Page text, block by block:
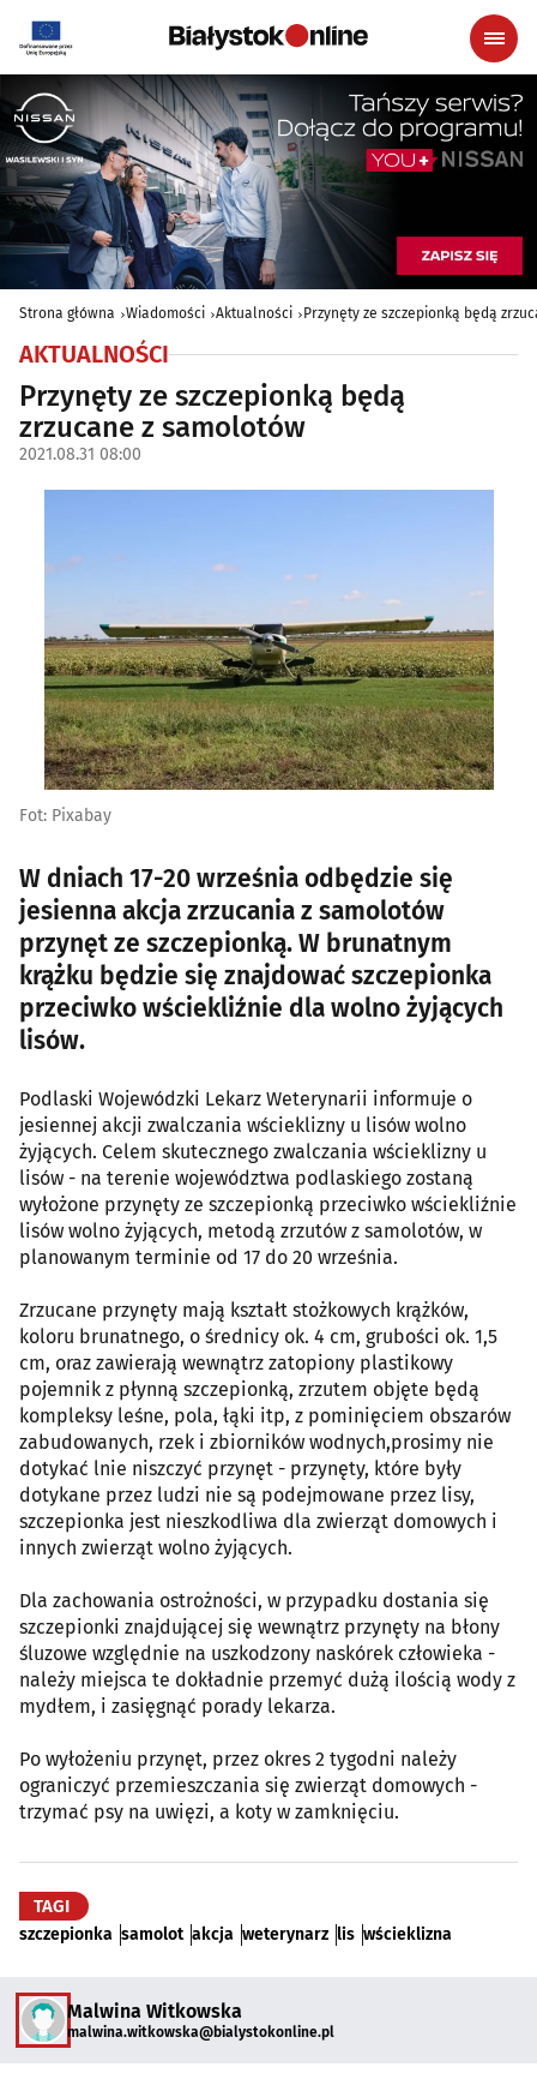
Strona główna Wiadomości Aktualności Przynęty ze szczepionką będą
AKTUALNOŚCI
Przynęty ze szczepionką będą
zrzucane z samolotów
2021.08.31 08:00
Fot: Pixabay
W dniach 17-20 września odbędzie się
jesienna akcja zrzucania z samolotów
przynęt ze szczepionką. W brunatnym
krążku będzie się znajdować szczepionka
przeciwko wściekliźnie dla wolno żyjących
lisów.
Podlaski Wojewódzki Lekarz Weterynarii informuje o
jesiennej akcji zwalczania wścieklizny u lisów wolno
żyjących. Celem skutecznego zwalczania wścieklizny u
lisów - na terenie województwa podlaskiego zostaną
wyłożone przynęty ze szczepionką przeciwko wściekliźnie
lisów wolno żyjących, metodą zrzutów z samolotów, w
planowanym terminie od 17 do 20 września.
Zrzucane przynęty mają kształt stożkowych krążków,
koloru brunatnego, o średnicy ok. 4 cm, grubości ok. 1,5
cm, oraz zawierają wewnątrz zatopiony plastikowy
pojemnik z płynną szczepionką, zrzutem objęte będą
kompleksy leśne, pola, łąki itp, z pominięciem obszarów
zabudowanych, rzek i zbiorników wodnych,prosimy nie
dotykać lnie niszczyć przynęt - przynęty, które były
dotykane przez ludzi nie są podejmowane przez lisy,
szczepionka jest nieszkodliwa dla zwierząt domowych i
innych zwierząt wolno żyjących.
Dla zachowania ostrożności, w przypadku dostania się
szczepionki znajdującej się wewnątrz przynęty na błony
śluzowe względnie na uszkodzony naskórek człowieka -
należy miejsca te dokładnie przemyć dużą ilością wody z
mydłem, i zasięgnąć porady lekarza.
Po wyłożeniu przynęt, przez okres 2 tygodni należy
ograniczyć przemieszczania się zwierząt domowych -
trzymać psy na uwięzi, a koty w zamknięciu.
TAGI
szczepionka samolot akcja weterynarz lis wścieklizna
Malwina Witkowska
malwina.witkowska@bialystokonline.pl